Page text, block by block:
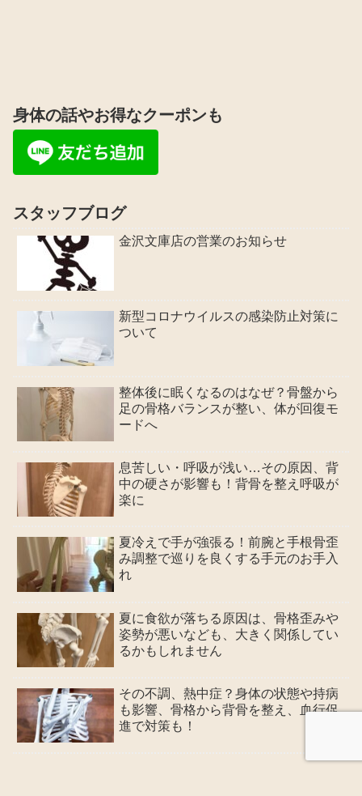
身体の話やお得なクーポンも
スタッフブログ
金沢文庫店の営業のお知らせ
新型コロナウイルスの感染防止対策に
ついて
整体後に眠くなるのはなぜ？骨盤から
足の骨格バランスが整い、体が回復モ
ードへ
息苦しい・呼吸が浅い…その原因、背
中の硬さが影響も！背骨を整え呼吸が
楽に
​​夏冷えで手が強張る！前腕と手根骨歪
み調整で巡りを良くする手元のお手入
れ
夏に食欲が落ちる原因は、骨格歪みや
姿勢が悪いなども、大きく関係してい
るかもしれません
その不調、熱中症？身体の状態や持病
も影響、骨格から背骨を整え、血行促
進で対策も！